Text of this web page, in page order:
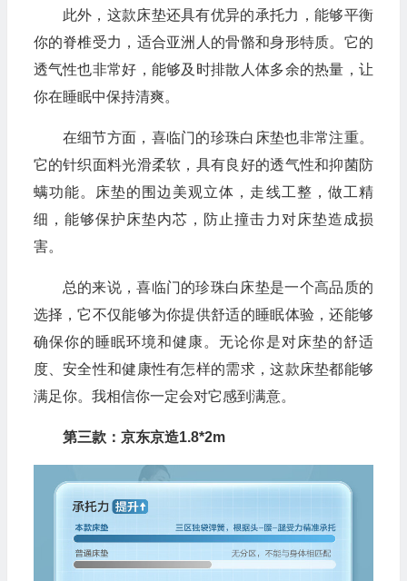
此外，这款床垫还具有优异的承托力，能够平衡
你的脊椎受力，适合亚洲人的骨骼和身形特质。它的
透气性也非常好，能够及时排散人体多余的热量，让
你在睡眠中保持清爽。
在细节方面，喜临门的珍珠白床垫也非常注重。
它的针织面料光滑柔软，具有良好的透气性和抑菌防
螨功能。床垫的围边美观立体，走线工整，做工精
细，能够保护床垫内芯，防止撞击力对床垫造成损
害。
总的来说，喜临门的珍珠白床垫是一个高品质的
选择，它不仅能够为你提供舒适的睡眠体验，还能够
确保你的睡眠环境和健康。无论你是对床垫的舒适
度、安全性和健康性有怎样的需求，这款床垫都能够
满足你。我相信你一定会对它感到满意。
第三款：京东京造1.8*2m